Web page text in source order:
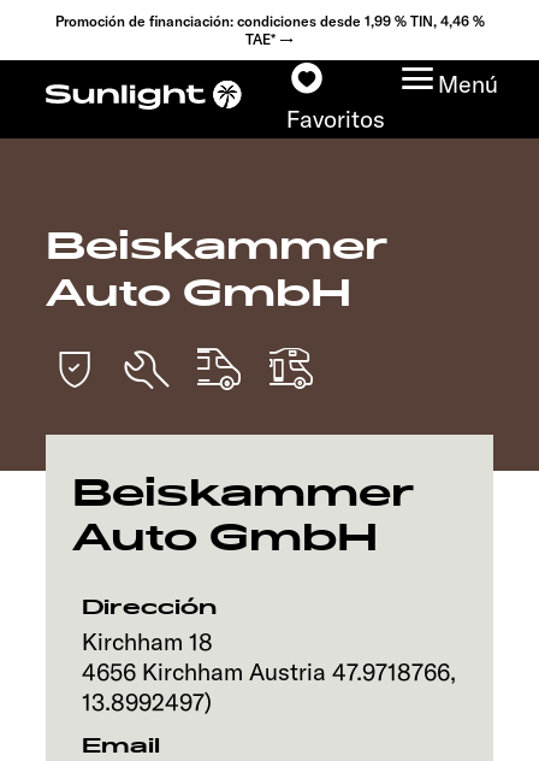
Promoción de financiación: condiciones desde 1,99 % TIN, 4,46 %
TAE* →
Favoritos
Menú
Modelos
Configurador
Encuentra tu Sunlight
Búsqueda de
concesionarios
Descubrir
Servicio
Beiskammer
Auto GmbH
Beiskammer
Auto GmbH
Dirección
Kirchham 18
4656 Kirchham Austria 47.9718766,
13.8992497)
Email